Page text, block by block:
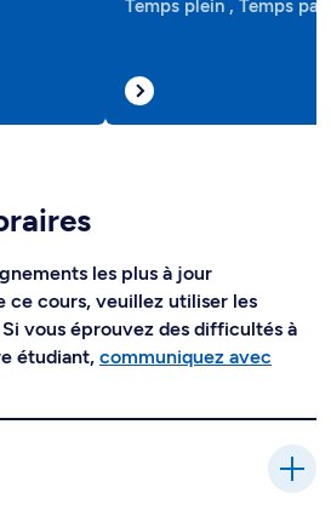
Temps plein , Temps
les plus à jour
ce cours, veuillez utiliser les
Si vous éprouvez des difficultés à
étudiant, communiquez avec